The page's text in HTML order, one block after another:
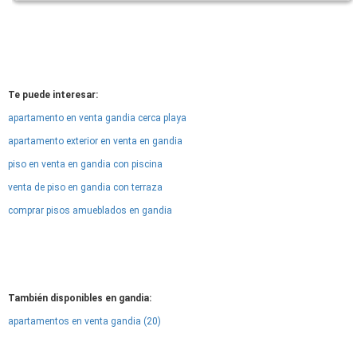
Te puede interesar:
apartamento en venta gandia cerca playa
apartamento exterior en venta en gandia
piso en venta en gandia con piscina
venta de piso en gandia con terraza
comprar pisos amueblados en gandia
También disponibles en gandia:
apartamentos en venta gandia (20)